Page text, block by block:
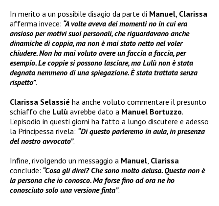
In merito a un possibile disagio da parte di Manuel Clarissa
afferma invece: “A volte aveva dei momenti no in cui era
ansioso per motivi suoi personali, che riguardavano anche
dinamiche di coppia, ma non è mai stato netto nel voler
chiudere. Non ha mai voluto avere un faccia a faccia, per
esempio. Le coppie si possono lasciare, ma Lulù non è stata
degnata nemmeno di una spiegazione. È stata trattata senza
rispetto”.
Clarissa Selassié ha anche voluto commentare il presunto
schiaffo che Lulù avrebbe dato a Manuel Bortuzzo.
L’episodio in questi giorni ha fatto a lungo discutere e adesso
la Principessa rivela: “Di questo parleremo in aula, in presenza
del nostro avvocato”.
Infine, rivolgendo un messaggio a Manuel Clarissa
conclude: “Cosa gli direi? Che sono molto delusa. Questa non è
la persona che io conosco. Ma forse fino ad ora ne ho
conosciuto solo una versione finta”.